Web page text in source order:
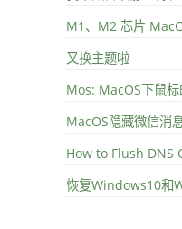
M1、M2 芯片
又换主题啦
Mos: MacOS下鼠
MacOS隐藏微信消
How to Flush DNS
恢复Windows10和